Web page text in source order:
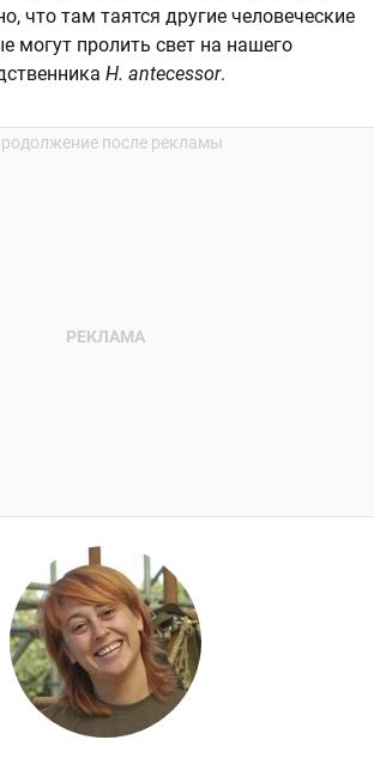
что там таятся другие человеческие
могут пролить свет на нашего
H. antecessor.